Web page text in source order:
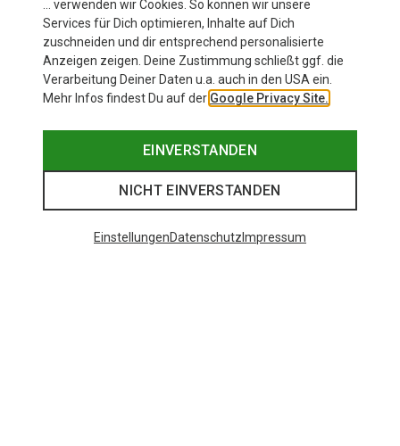
… verwenden wir Cookies. So können wir unsere
Services für Dich optimieren, Inhalte auf Dich
zuschneiden und dir entsprechend personalisierte
Anzeigen zeigen. Deine Zustimmung schließt ggf. die
Verarbeitung Deiner Daten u.a. auch in den USA ein.
Mehr Infos findest Du auf der Google Privacy Site.
EINVERSTANDEN
NICHT EINVERSTANDEN
EinstellungenDatenschutz Impressum